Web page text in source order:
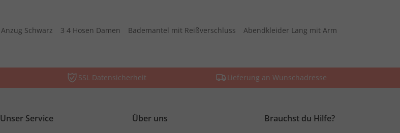
Anzug Schwarz 3 4 Hosen Damen Bademantel mit Reißverschluss
Abendkleider Lang mit Arm
SSL Datensicherheit Lieferung an Wunschadresse
Unser Service Über uns Brauchst du Hilfe?